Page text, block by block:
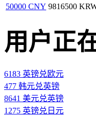
50000 CNY 9816500
用户正
6183 英镑兑欧元
477 韩元兑英镑
8641 美元兑英镑
1275 英镑兑日元